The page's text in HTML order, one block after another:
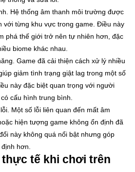
Hệ thống âm thanh môi trường được
với từng khu vực trong game. Điều này
phá thế giới trở nên tự nhiên hơn, đặc
biome khác nhau.
Game đã cải thiện cách xử lý nhiều
giảm tình trạng giật lag trong một số
này đặc biệt quan trọng với người
cấu hình trung bình.
Một số lỗi liên quan đến mất âm
hiện tượng game không ổn định đã
này không quá nổi bật nhưng góp
hơn.
thực tế khi chơi trên